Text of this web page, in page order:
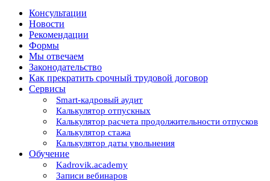
Консультации
Новости
Рекомендации
Формы
Мы отвечаем
Законодательство
Как прекратить срочный трудовой договор
Сервисы
Smart-кадровый аудит
Калькулятор отпускных
Калькулятор расчета продолжительности отпусков
Калькулятор стажа
Калькулятор даты увольнения
Обучение
Kadrovik.academy
Записи вебинаров